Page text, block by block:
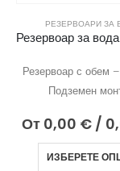
РЕЗЕРВОАРИ ЗА
Резервоар с обем
Подземен
От 0,00 € /
ИЗБЕРЕТЕ